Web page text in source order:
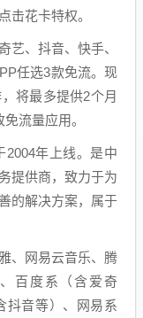
击花卡特权。
艺、抖音、快手、
任选3款免流。现
将最多提供2个月
流量应用。
年上线。是中
提供商，致力于为
的解决方案，属于
、网易云音乐、腾
百度系（含爱奇
抖音等）、网易系